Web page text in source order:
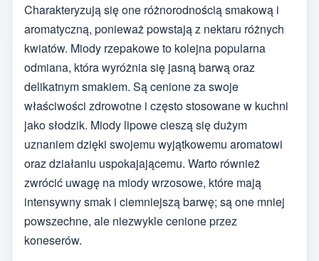
Charakteryzują się one różnorodnością smakową i
aromatyczną, ponieważ powstają z nektaru różnych
kwiatów. Miody rzepakowe to kolejna popularna
odmiana, która wyróżnia się jasną barwą oraz
delikatnym smakiem. Są cenione za swoje
właściwości zdrowotne i często stosowane w kuchni
jako słodzik. Miody lipowe cieszą się dużym
uznaniem dzięki swojemu wyjątkowemu aromatowi
oraz działaniu uspokajającemu. Warto również
zwrócić uwagę na miody wrzosowe, które mają
intensywny smak i ciemniejszą barwę; są one mniej
powszechne, ale niezwykle cenione przez
koneserów.